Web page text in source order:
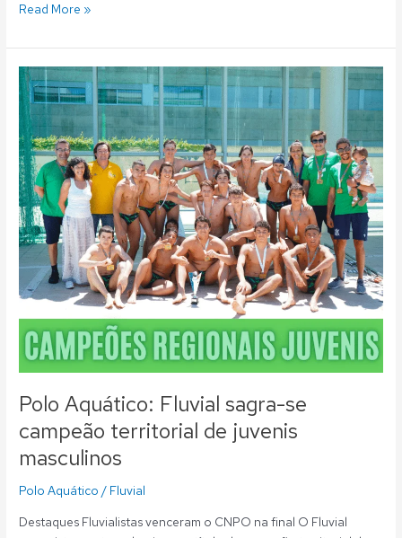
Read More »
Polo Aquático: Fluvial sagra-se
campeão territorial de juvenis
masculinos
Polo Aquático / Fluvial
Destaques Fluvialistas venceram o CNPO na final O Fluvial
Polo
Aquático:
Fluvial
sagra-
se
campeão
territorial
de
juvenis
masculinos